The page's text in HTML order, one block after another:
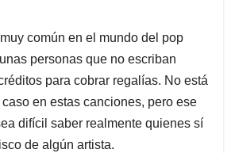
común en el mundo del pop
personas que no escriban
para cobrar regalías. No está
en estas canciones, pero ese
difícil saber realmente quienes sí
de algún artista.